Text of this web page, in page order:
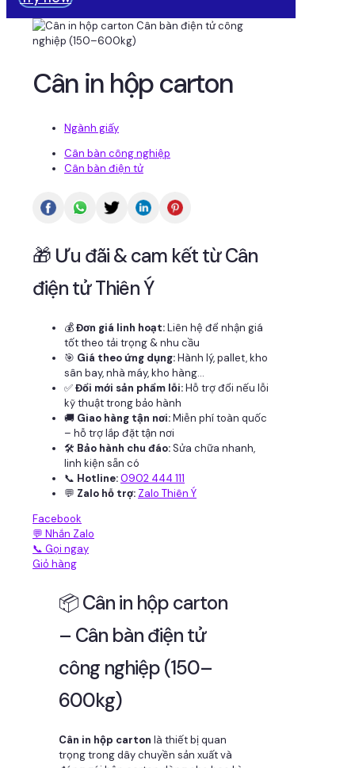
Cân in hộp carton
Ngành giấy
Cân bàn công nghiệp
Cân bàn điện tử
🎁 Ưu đãi & cam kết từ Cân
điện tử Thiên Ý
💰Đơn giá linh hoạt:Liên hệ để nhận giá
tốt theo tải trọng & nhu cầu
🎯 Giá theo ứng dụng:Hành lý, pallet, kho
sân bay, nhà máy, kho hàng...
✅Đổi mới sản phẩm lỗi:Hỗ trợ đổi nếu lỗi
kỹ thuật trong bảo hành
🚚 Giao hàng tận nơi:Miễn phí toàn quốc
– hỗ trợ lắp đặt tận nơi
🛠 Bảo hành chu đáo:Sửa chữa nhanh,
linh kiện sẵn có
📞 Hotline:0902 444 111
💬 Zalo hỗ trợ: Zalo Thiên Ý
Facebook
💬 Nhắn Zalo
📞 Gọi ngay
Giỏ hàng
📦 Cân in hộp carton
– Cân bàn điện tử
công nghiệp (150–
600kg)
Cân in hộp carton là thiết bị quan
trọng trong dây chuyền sản xuất và